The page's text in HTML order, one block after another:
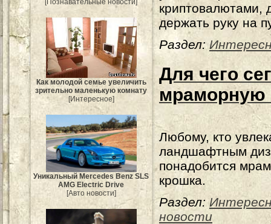
[Познавательные новости]
Как молодой семье увеличить
зрительно маленькую комнату
[Интересное]
Уникальный Mercedes Benz SLS
AMG Electric Drive
[Авто новости]
криптовалютами,
держать руку на
Раздел:
Для чего
мраморную
Любому, кто
ландшафтным
понадобится
крошка.
Раздел:
новости